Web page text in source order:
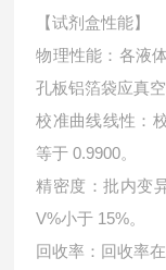
【试剂盒性能】
物理性能：各液
孔板铝箔袋应真
校准曲线线性：
等于 0.9900。
精密度：批内变
V%小于 15%。
回收率：回收率